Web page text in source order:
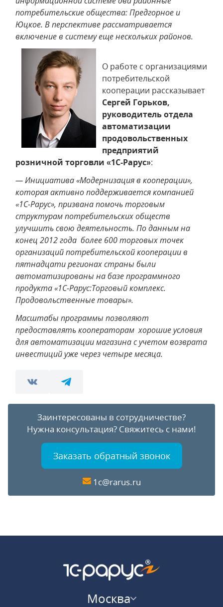
потребительские общества: Предгорное и
Юцкое. В перспективе рассматривается
включение в систему еще нескольких районов.
О работе с организациями
потребительской
кооперации рассказывает
Сергей Горьков,
руководитель отдела
автоматизации
продовольственных
предприятий
розничной торговли «1С-Рарус»:
— Инициатива «Модернизация в кооперации»,
которая активно поддерживается компанией
«1С-Рарус», призвана помочь торговым
структурам потребительских обществ
улучшить свою деятельность. По данным на
конец 2012 года более 600 торговых точек
организаций потребительской кооперации в
пятнадцати регионах страны были
автоматизированы на базе программного
продукта «1С-Рарус:Торговый комплекс.
Продовольственные товары».
Масштабы программы позволяют
предоставлять кооператорам хорошие условия
для автоматизации магазина с учетом возврата
инвестиций уже через четыре месяца.
Заинтересованы в сотрудничестве?
Нужна консультация? Свяжитесь с нами!
Заказать обратный звонок
1c@rarus.ru
Москва